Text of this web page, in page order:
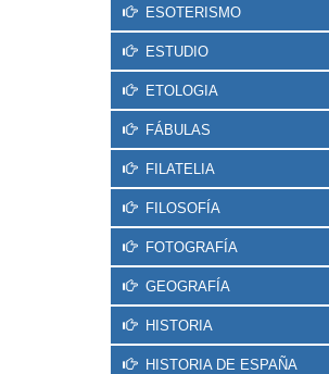
ESOTERISMO
ESTUDIO
ETOLOGIA
FÁBULAS
FILATELIA
FILOSOFÍA
FOTOGRAFÍA
GEOGRAFÍA
HISTORIA
HISTORIA DE ESPAÑA